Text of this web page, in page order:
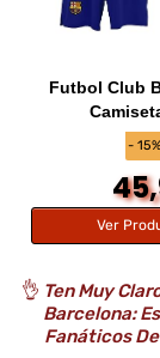
-
Futbol Club
Ver
👌 Ten Muy
Barcelona:
Fanáticos